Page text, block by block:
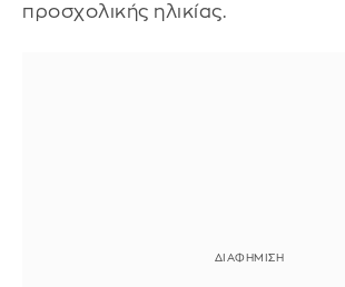
προσχολικής ηλικίας.